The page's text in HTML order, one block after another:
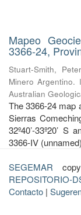
Mapeo
3366-24,
Stuart-Smith,
Minero
Australian
The 3366-24 map
Sierras
32º40’-33º20’ S
3366-IV
SEGEMAR
REPOSITORIO-
Contacto |